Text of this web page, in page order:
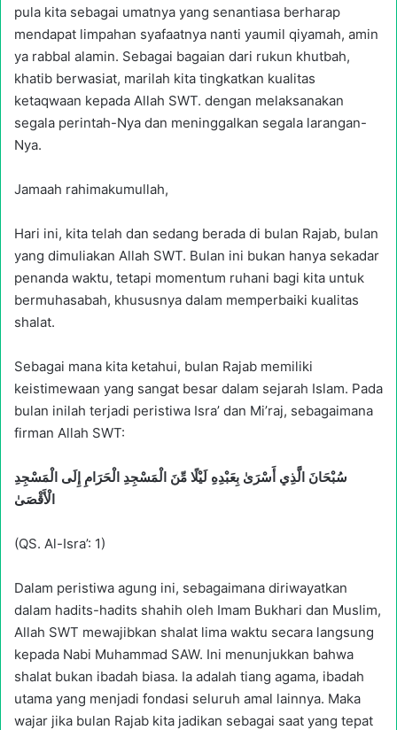
pula kita sebagai umatnya yang senantiasa berharap
mendapat limpahan syafaatnya nanti yaumil qiyamah, amin
ya rabbal alamin. Sebagai bagaian dari rukun khutbah,
khatib berwasiat, marilah kita tingkatkan kualitas
ketaqwaan kepada Allah SWT. dengan melaksanakan
segala perintah-Nya dan meninggalkan segala larangan-
Nya.
Jamaah rahimakumullah,
Hari ini, kita telah dan sedang berada di bulan Rajab, bulan
yang dimuliakan Allah SWT. Bulan ini bukan hanya sekadar
penanda waktu, tetapi momentum ruhani bagi kita untuk
bermuhasabah, khususnya dalam memperbaiki kualitas
shalat.
Sebagai mana kita ketahui, bulan Rajab memiliki
keistimewaan yang sangat besar dalam sejarah Islam. Pada
bulan inilah terjadi peristiwa Isra’ dan Mi’raj, sebagaimana
firman Allah SWT:
سُبْحَانَ الَّذِي أَسْرَىٰ بِعَبْدِهِ لَيْلًا مِّنَ الْمَسْجِدِ الْحَرَامِ إِلَى الْمَسْجِدِ
الْأَقْصَىٰ
(QS. Al-Isra’: 1)
Dalam peristiwa agung ini, sebagaimana diriwayatkan
dalam hadits-hadits shahih oleh Imam Bukhari dan Muslim,
Allah SWT mewajibkan shalat lima waktu secara langsung
kepada Nabi Muhammad SAW. Ini menunjukkan bahwa
shalat bukan ibadah biasa. Ia adalah tiang agama, ibadah
utama yang menjadi fondasi seluruh amal lainnya. Maka
wajar jika bulan Rajab kita jadikan sebagai saat yang tepat